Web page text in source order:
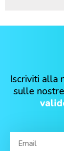
Iscriviti alla
sulle